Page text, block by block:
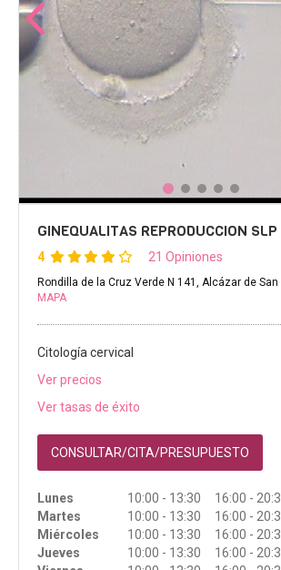
GINEQUALITAS REPRODUCCION SLP
4 21 Opiniones
Rondilla de la Cruz Verde N 141, Alcázar de San
MAPA
Citología cervical
Ver precios
Ver tasas de éxito
CONSULTAR/CITA/PRESUPUESTO
Lunes
10:00 - 13:30 16:00 -
Martes
10:00 - 13:30 16:00 -
Miércoles
10:00 - 13:30 16:00 -
Jueves
10:00 - 13:30 16:00 -